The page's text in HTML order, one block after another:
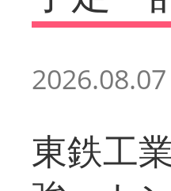
2026.08.07
東鉄工